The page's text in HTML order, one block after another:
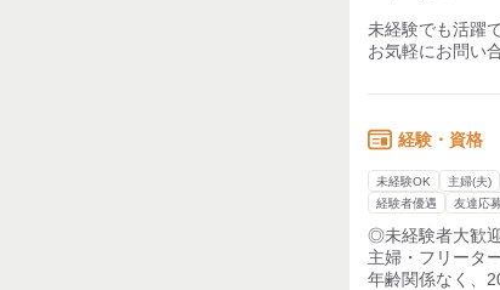
難しいことはな
未経験でも大歓
洗車スタッフさ
ガソリンスタン
ほとんどのstaff
安心してご応募
未経験でも活躍
お気軽にお問い
経験・資格
未経験OK 主婦(夫)
経験者優遇
友達応
◎未経験者大歓
主婦・フリータ
年齢関係なく、